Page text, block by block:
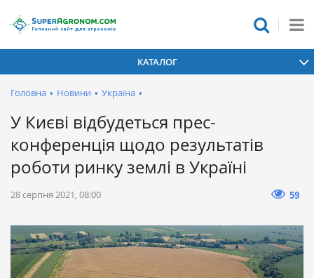
КАТАЛОГ
Головна • Новини • Україна •
У Києві відбудеться прес-
конференція щодо результатів
роботи ринку землі в Україні
28 серпня 2021, 08:00 59